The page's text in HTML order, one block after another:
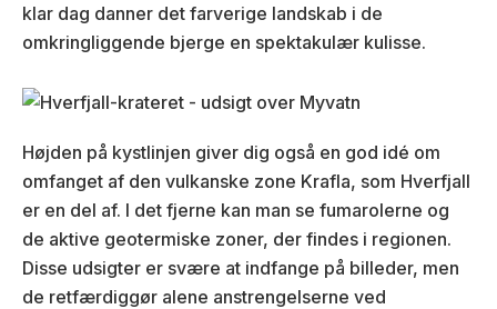
klar dag danner det farverige landskab i de
omkringliggende bjerge en spektakulær kulisse.
Højden på kystlinjen giver dig også en god idé om
omfanget af den vulkanske zone Krafla, som Hverfjall
er en del af. I det fjerne kan man se fumarolerne og
de aktive geotermiske zoner, der findes i regionen.
Disse udsigter er svære at indfange på billeder, men
de retfærdiggør alene anstrengelserne ved